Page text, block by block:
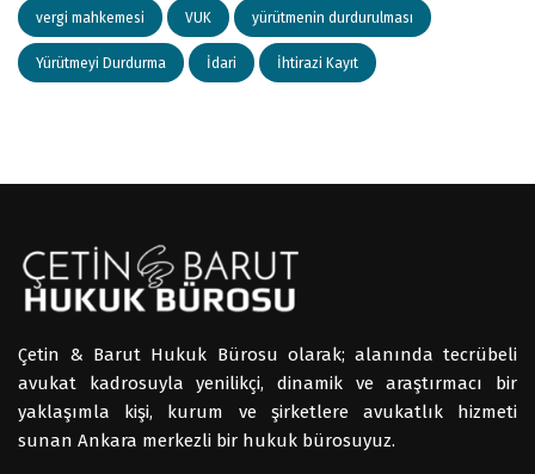
vergi mahkemesi VUK yürütmenin durdurulması
Yürütmeyi Durdurma İdari İhtirazi Kayıt
Çetin & Barut Hukuk Bürosu olarak; alanında tecrübeli
avukat kadrosuyla yenilikçi, dinamik ve araştırmacı bir
yaklaşımla kişi, kurum ve şirketlere avukatlık hizmeti
sunan Ankara merkezli bir hukuk bürosuyuz.